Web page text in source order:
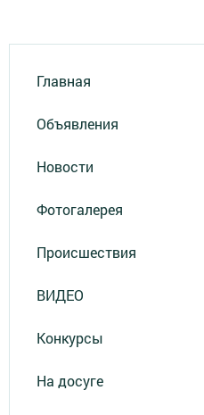
Главная
Объявления
Новости
Фотогалерея
Происшествия
ВИДЕО
Конкурсы
На досуге